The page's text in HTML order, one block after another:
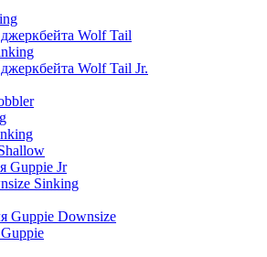
Wolf Tail
Wolf Tail Jr.
Guppie Jr
Sinking
Guppie Downsize